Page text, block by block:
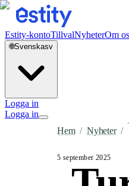
Estity-kontoTillvalNyheterOm
🌐Svenskasv
Logga in
Logga in
Hem / Nyheter /
5 september 2025